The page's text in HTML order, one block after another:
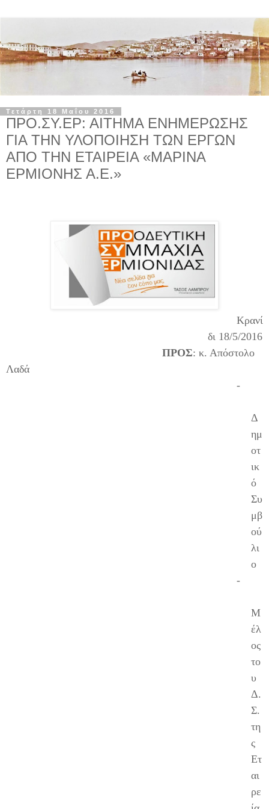
Τετάρτη 18 Μαΐου 2016
ΠΡΟ.ΣΥ.ΕΡ: ΑΙΤΗΜΑ ΕΝΗΜΕΡΩΣΗΣ
ΓΙΑ ΤΗΝ ΥΛΟΠΟΙΗΣΗ ΤΩΝ ΕΡΓΩΝ
ΑΠΟ ΤΗΝ ΕΤΑΙΡΕΙΑ «ΜΑΡΙΝΑ
ΕΡΜΙΟΝΗΣ Α.Ε.»
Κρανί
δι 18/5/2016
ΠΡΟΣ: κ. Απόστολο
Λαδά
-
Δ
ημ
οτ
ικ
ό
Συ
μβ
ού
λι
ο
-
Μ
έλ
ος
το
υ
Δ.
Σ.
τη
ς
Ετ
αι
ρε